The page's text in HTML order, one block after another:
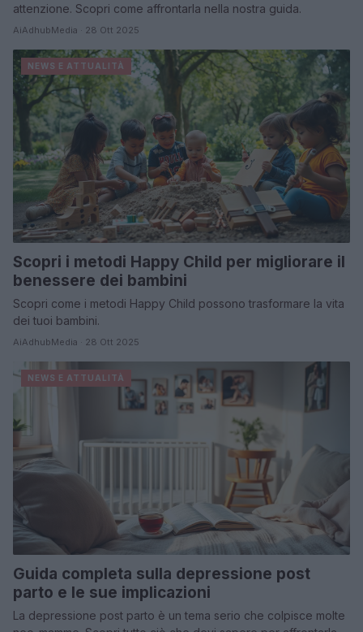
attenzione. Scopri come affrontarla nella nostra guida.
AiAdhubMedia · 28 Ott 2025
NEWS E ATTUALITÀ
Scopri i metodi Happy Child per migliorare il
benessere dei bambini
Scopri come i metodi Happy Child possono trasformare la vita
dei tuoi bambini.
AiAdhubMedia · 28 Ott 2025
NEWS E ATTUALITÀ
Guida completa sulla depressione post
parto e le sue implicazioni
La depressione post parto è un tema serio che colpisce molte